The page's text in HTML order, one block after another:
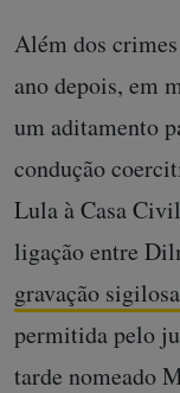
Além dos
ano depois, em
um aditamento
condução
Lula à Casa
ligação entre
gravação sigilosa
permitida pelo
tarde nomeado